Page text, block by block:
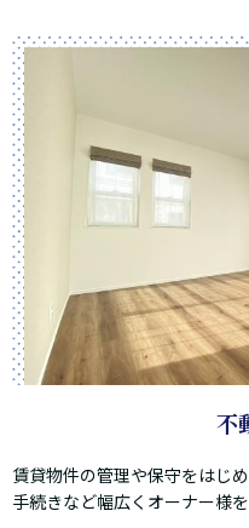
不
賃貸物件の管理や保守をはじ
手続きなど幅広くオーナー様